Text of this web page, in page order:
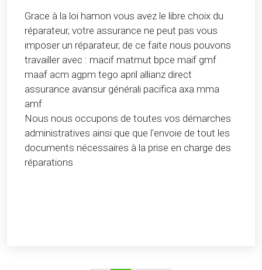
Grace à la loi hamon vous avez le libre choix du
réparateur, votre assurance ne peut pas vous
imposer un réparateur, de ce faite nous pouvons
travailler avec : macif matmut bpce maif gmf
maaf acm agpm tego april allianz direct
assurance avansur générali pacifica axa mma
amf
Nous nous occupons de toutes vos démarches
administratives ainsi que que l'envoie de tout les
documents nécessaires à la prise en charge des
réparations